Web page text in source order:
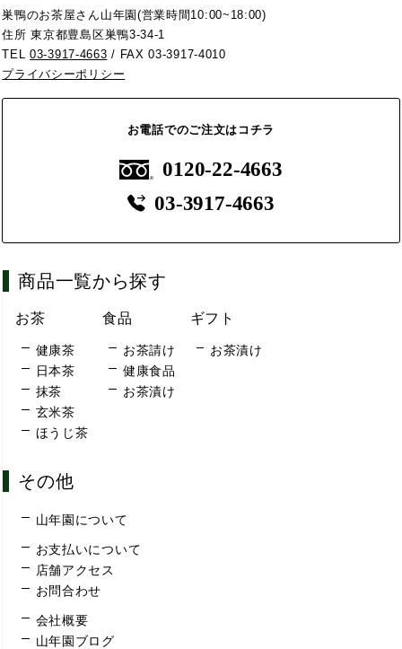
巣鴨のお茶屋さん山年園(営業時間10:00~18:00)
住所 東京都豊島区巣鴨3-34-1
TEL03-3917-4663 / FAX 03-3917-4010
プライバシーポリシー
お電話でのご注文はコチラ
0120-22-4663
03-3917-4663
商品一覧から探す
お茶
健康茶
日本茶
抹茶
玄米茶
ほうじ茶
食品
お茶請け
健康食品
お茶漬け
ギフト
お茶漬け
その他
山年園について
お支払いについて
店舗アクセス
お問合わせ
会社概要
山年園ブログ